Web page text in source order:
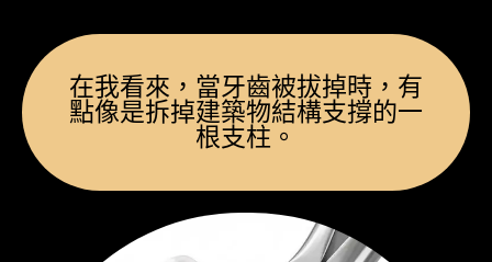
在我看來，當牙齒被拔掉時，有
點像是拆掉建築物結構支撐的一
根支柱。